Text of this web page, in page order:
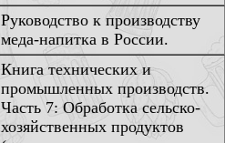
Руководство к производству
меда-напитка в России.
Книга технических и
промышленных производств.
Часть 7: Обработка сельско-
хозяйственных продуктов